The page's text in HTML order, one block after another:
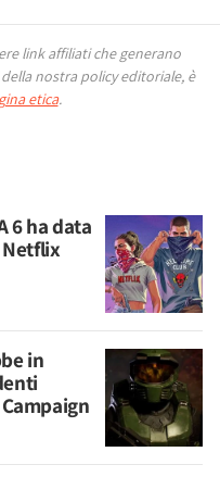
link affiliati che generano
nostra policy editoriale, è
etica.
6 ha data
Netflix
in